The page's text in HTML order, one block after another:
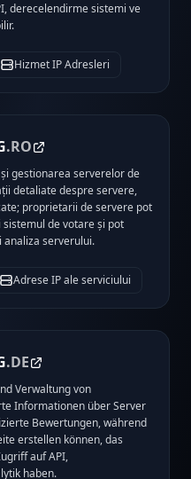
derecelendirme sistemi ve
Hizmet IP Adresleri
.RO
gestionarea serverelor de
detaliate despre servere,
proprietarii de servere pot
de votare și pot
analiza serverului.
Adrese IP ale serviciului
.DE
Verwaltung von
Informationen über Server
Bewertungen, während
erstellen können, das
auf API,
haben.